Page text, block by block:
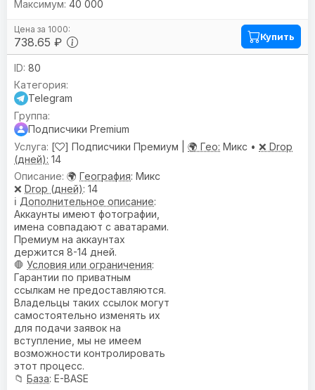
738.65 ₽
40 000
Купить
80
Telegram
Подписчики Premium
[
] Подписчики Премиум | 🌍 Гео: Микс • ❌ Drop
(дней): 14
🌍 География: Микс
❌ Drop (дней): 14
ℹ️ Дополнительное описание:
Аккаунты имеют фотографии,
имена совпадают с аватарами.
Премиум на аккаунтах
держится 8-14 дней.
🛑 Условия или ограничения:
Гарантии по приватным
ссылкам не предоставляются.
Владельцы таких ссылок могут
самостоятельно изменять их
для подачи заявок на
вступление, мы не имеем
возможности контролировать
этот процесс.
📁 База: E-BASE